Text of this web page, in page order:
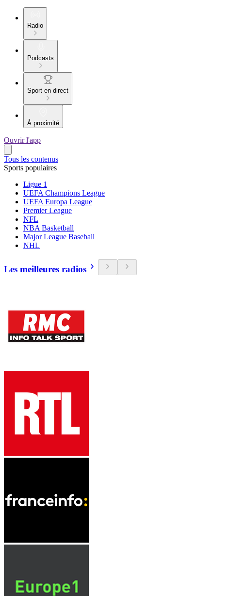
Radio
Podcasts
Sport en direct
À proximité
Ouvrir l'app
Tous les contenus
Sports populaires
Ligue 1
UEFA Champions League
UEFA Europa League
Premier League
NFL
NBA Basketball
Major League Baseball
NHL
Les meilleures radios